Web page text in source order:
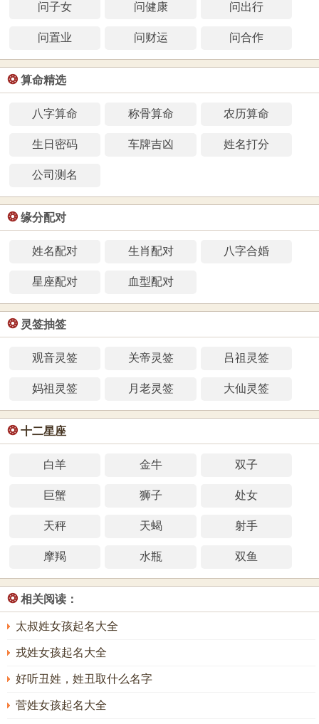
问子女 问健康 问出行
问置业 问财运 问合作
❂ 算命精选
八字算命 称骨算命 农历算命
生日密码 车牌吉凶 姓名打分
公司测名
❂ 缘分配对
姓名配对 生肖配对 八字合婚
星座配对 血型配对
❂ 灵签抽签
观音灵签 关帝灵签 吕祖灵签
妈祖灵签 月老灵签 大仙灵签
❂ 十二星座
白羊 金牛 双子
巨蟹 狮子 处女
天秤 天蝎 射手
摩羯 水瓶 双鱼
❂ 相关阅读：
太叔姓女孩起名大全
戎姓女孩起名大全
好听丑姓，姓丑取什么名字
菅姓女孩起名大全